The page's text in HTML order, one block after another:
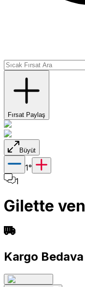
Fırsat Paylaş
Büyüt
1°
1
Gilette
Kargo Bedava